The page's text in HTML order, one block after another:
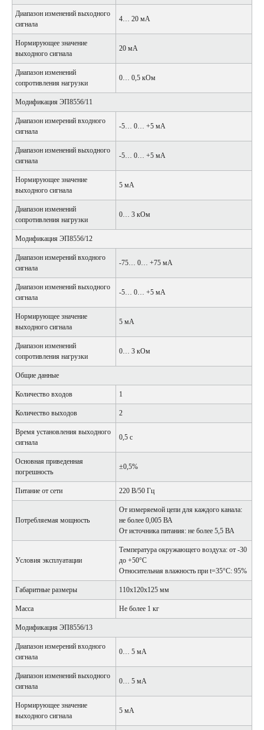
Диапазон изменений выходного
сигнала
4… 20 мА
Нормирующее значение
выходного сигнала
20 мА
Диапазон изменений
сопротивления нагрузки
0… 0,5 кОм
Модификация ЭП8556/11
Диапазон измерений входного
сигнала
-5… 0… +5 мА
Диапазон изменений выходного
сигнала
-5… 0… +5 мА
Нормирующее значение
выходного сигнала
5 мА
Диапазон изменений
сопротивления нагрузки
0… 3 кОм
Модификация ЭП8556/12
Диапазон измерений входного
сигнала
-75… 0… +75 мА
Диапазон изменений выходного
сигнала
-5… 0… +5 мА
Нормирующее значение
выходного сигнала
5 мА
Диапазон изменений
сопротивления нагрузки
0… 3 кОм
Общие данные
Количество входов 1
Количество выходов 2
Время установления выходного
сигнала
0,5 с
Основная приведенная
погрешность
±0,5%
Питание от сети 220 В/50 Гц
Потребляемая мощность
От измеряемой цепи для каждого канала:
не более 0,005 ВА
От источника питания: не более 5,5 ВА
Условия эксплуатации
Температура окружающего воздуха: от -30
до +50°С
Относительная влажность при t=35°С: 95%
Габаритные размеры 110х120х125 мм
Масса Не более 1 кг
Модификация ЭП8556/13
Диапазон измерений входного
сигнала
0… 5 мА
Диапазон изменений выходного
сигнала
0… 5 мА
Нормирующее значение
выходного сигнала
5 мА